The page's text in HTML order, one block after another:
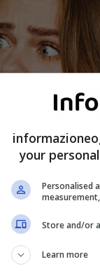
your
Personalised
Store and/or
Learn more